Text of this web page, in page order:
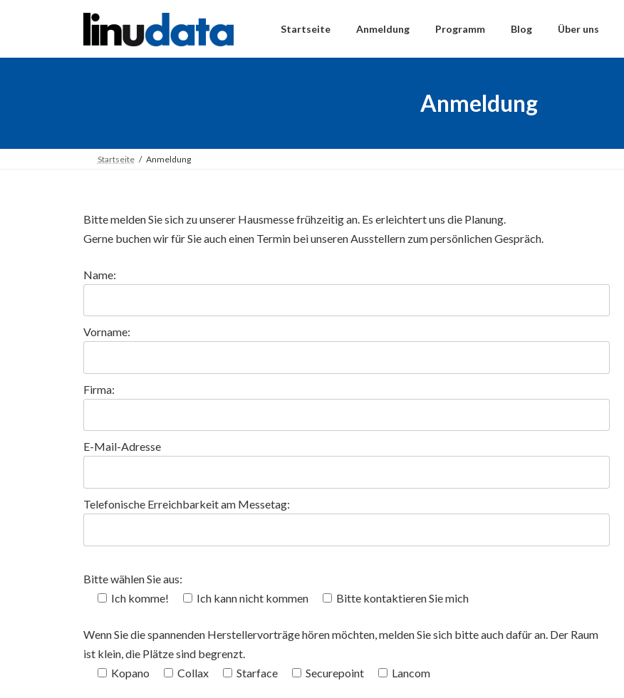
Startseite Anmeldung Programm Blog Über uns
Anmeldung
Startseite Anmeldung
Bitte melden Sie sich zu unserer Hausmesse frühzeitig an. Es erleichtert uns die Planung.
Gerne buchen wir für Sie auch einen Termin bei unseren Ausstellern zum persönlichen Gespräch.
Name:
Vorname:
Firma:
E-Mail-Adresse
Telefonische Erreichbarkeit am Messetag:
Bitte wählen Sie aus:
Ich komme!
Ich kann nicht kommen Bitte kontaktieren Sie mich
Wenn Sie die spannenden Herstellervorträge hören möchten, melden Sie sich bitte auch dafür an. Der Raum
ist klein, die Plätze sind begrenzt.
Kopano
Collax Starface Securepoint Lancom